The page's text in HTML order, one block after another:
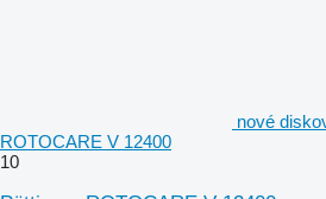
nové
ROTOCARE V 12400
10